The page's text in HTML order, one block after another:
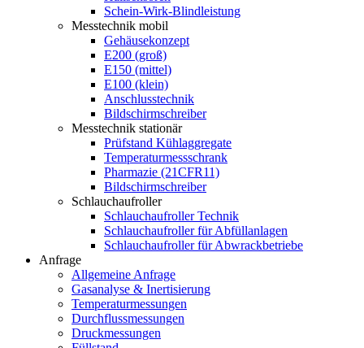
Schein-Wirk-Blindleistung
Messtechnik mobil
Gehäusekonzept
E200 (groß)
E150 (mittel)
E100 (klein)
Anschlusstechnik
Bildschirmschreiber
Messtechnik stationär
Prüfstand Kühlaggregate
Temperaturmessschrank
Pharmazie (21CFR11)
Bildschirmschreiber
Schlauchaufroller
Schlauchaufroller Technik
Schlauchaufroller für Abfüllanlagen
Schlauchaufroller für Abwrackbetriebe
Anfrage
Allgemeine Anfrage
Gasanalyse & Inertisierung
Temperaturmessungen
Durchflussmessungen
Druckmessungen